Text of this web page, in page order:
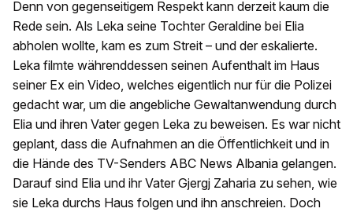
Denn von gegenseitigem Respekt kann derzeit kaum die
Rede sein. Als Leka seine Tochter Geraldine bei Elia
abholen wollte, kam es zum Streit – und der eskalierte.
Leka filmte währenddessen seinen Aufenthalt im Haus
seiner Ex ein Video, welches eigentlich nur für die Polizei
gedacht war, um die angebliche Gewaltanwendung durch
Elia und ihren Vater gegen Leka zu beweisen. Es war nicht
geplant, dass die Aufnahmen an die Öffentlichkeit und in
die Hände des TV-Senders ABC News Albania gelangen.
Darauf sind Elia und ihr Vater Gjergj Zaharia zu sehen, wie
sie Leka durchs Haus folgen und ihn anschreien. Doch